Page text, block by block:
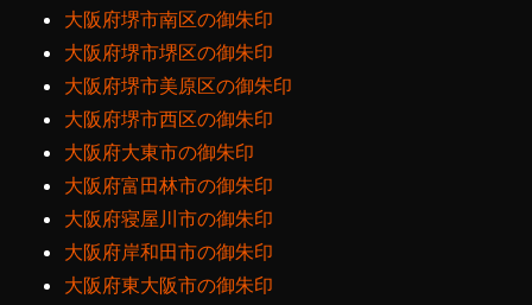
大阪府堺市南区の御朱印
大阪府堺市堺区の御朱印
大阪府堺市美原区の御朱印
大阪府堺市西区の御朱印
大阪府大東市の御朱印
大阪府富田林市の御朱印
大阪府寝屋川市の御朱印
大阪府岸和田市の御朱印
大阪府東大阪市の御朱印